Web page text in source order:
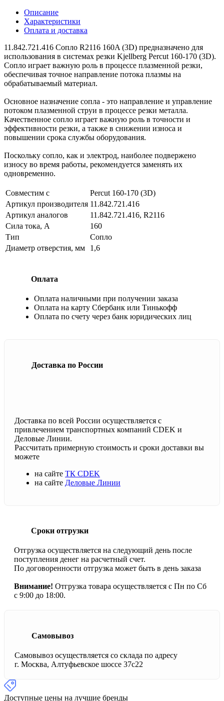
Описание
Характеристики
Оплата и доставка
11.842.721.416 Сопло R2116 160A (3D) предназначено для
использования в системах резки Kjellberg Percut 160-170 (3D).
Сопло играет важную роль в процессе плазменной резки,
обеспечивая точное направление потока плазмы на
обрабатываемый материал.
Основное назначение сопла - это направление и управление
потоком плазменной струи в процессе резки металла.
Качественное сопло играет важную роль в точности и
эффективности резки, а также в снижении износа и
повышении срока службы оборудования.
Поскольку сопло, как и электрод, наиболее подвержено
износу во время работы, рекомендуется заменять их
одновременно.
Совместим с
Percut 160-170 (3D)
Артикул производителя 11.842.721.416
Артикул аналогов
11.842.721.416, R2116
Сила тока, А
160
Тип
Сопло
Диаметр отверстия, мм
1,6
Оплата
Оплата наличными при получении заказа
Оплата на карту Сбербанк или Тинькофф
Оплата по счету через банк юридических лиц
Доставка по России
Доставка по всей России осуществляется с
привлечением транспортных компаний CDEK и
Деловые Линии.
Рассчитать примерную стоимость и сроки доставки вы
можете
на сайте ТК CDEK
на сайте Деловые Линии
Сроки отгрузки
Отгрузка осуществляется на следующий день после
поступления денег на расчетный счет.
По договоренности отгрузка может быть в день заказа
Внимание! Отгрузка товара осуществляется с Пн по Сб
с 9:00 до 18:00.
Самовывоз
Самовывоз осуществляется со склада по адресу
г. Москва, Алтуфьевское шоссе 37с22
Доступные цены на лучшие бренды